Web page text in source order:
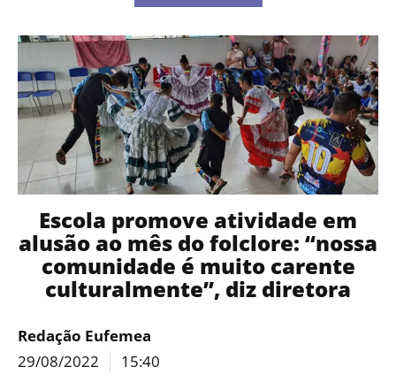
Escola promove atividade em
alusão ao mês do folclore: “nossa
comunidade é muito carente
culturalmente”, diz diretora
Redação Eufemea
29/08/2022
15:40